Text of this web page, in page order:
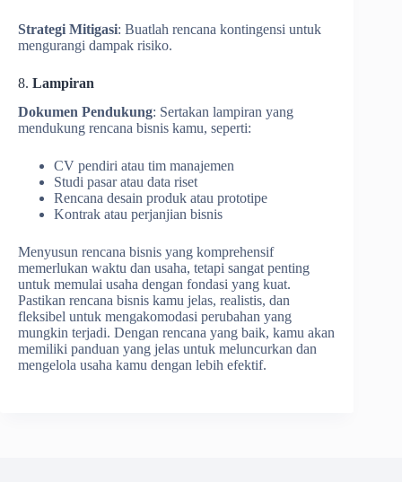
Strategi Mitigasi: Buatlah rencana kontingensi untuk
mengurangi dampak risiko.
8. Lampiran
Dokumen Pendukung: Sertakan lampiran yang
mendukung rencana bisnis kamu, seperti:
CV pendiri atau tim manajemen
Studi pasar atau data riset
Rencana desain produk atau prototipe
Kontrak atau perjanjian bisnis
Menyusun rencana bisnis yang komprehensif
memerlukan waktu dan usaha, tetapi sangat penting
untuk memulai usaha dengan fondasi yang kuat.
Pastikan rencana bisnis kamu jelas, realistis, dan
fleksibel untuk mengakomodasi perubahan yang
mungkin terjadi. Dengan rencana yang baik, kamu akan
memiliki panduan yang jelas untuk meluncurkan dan
mengelola usaha kamu dengan lebih efektif.